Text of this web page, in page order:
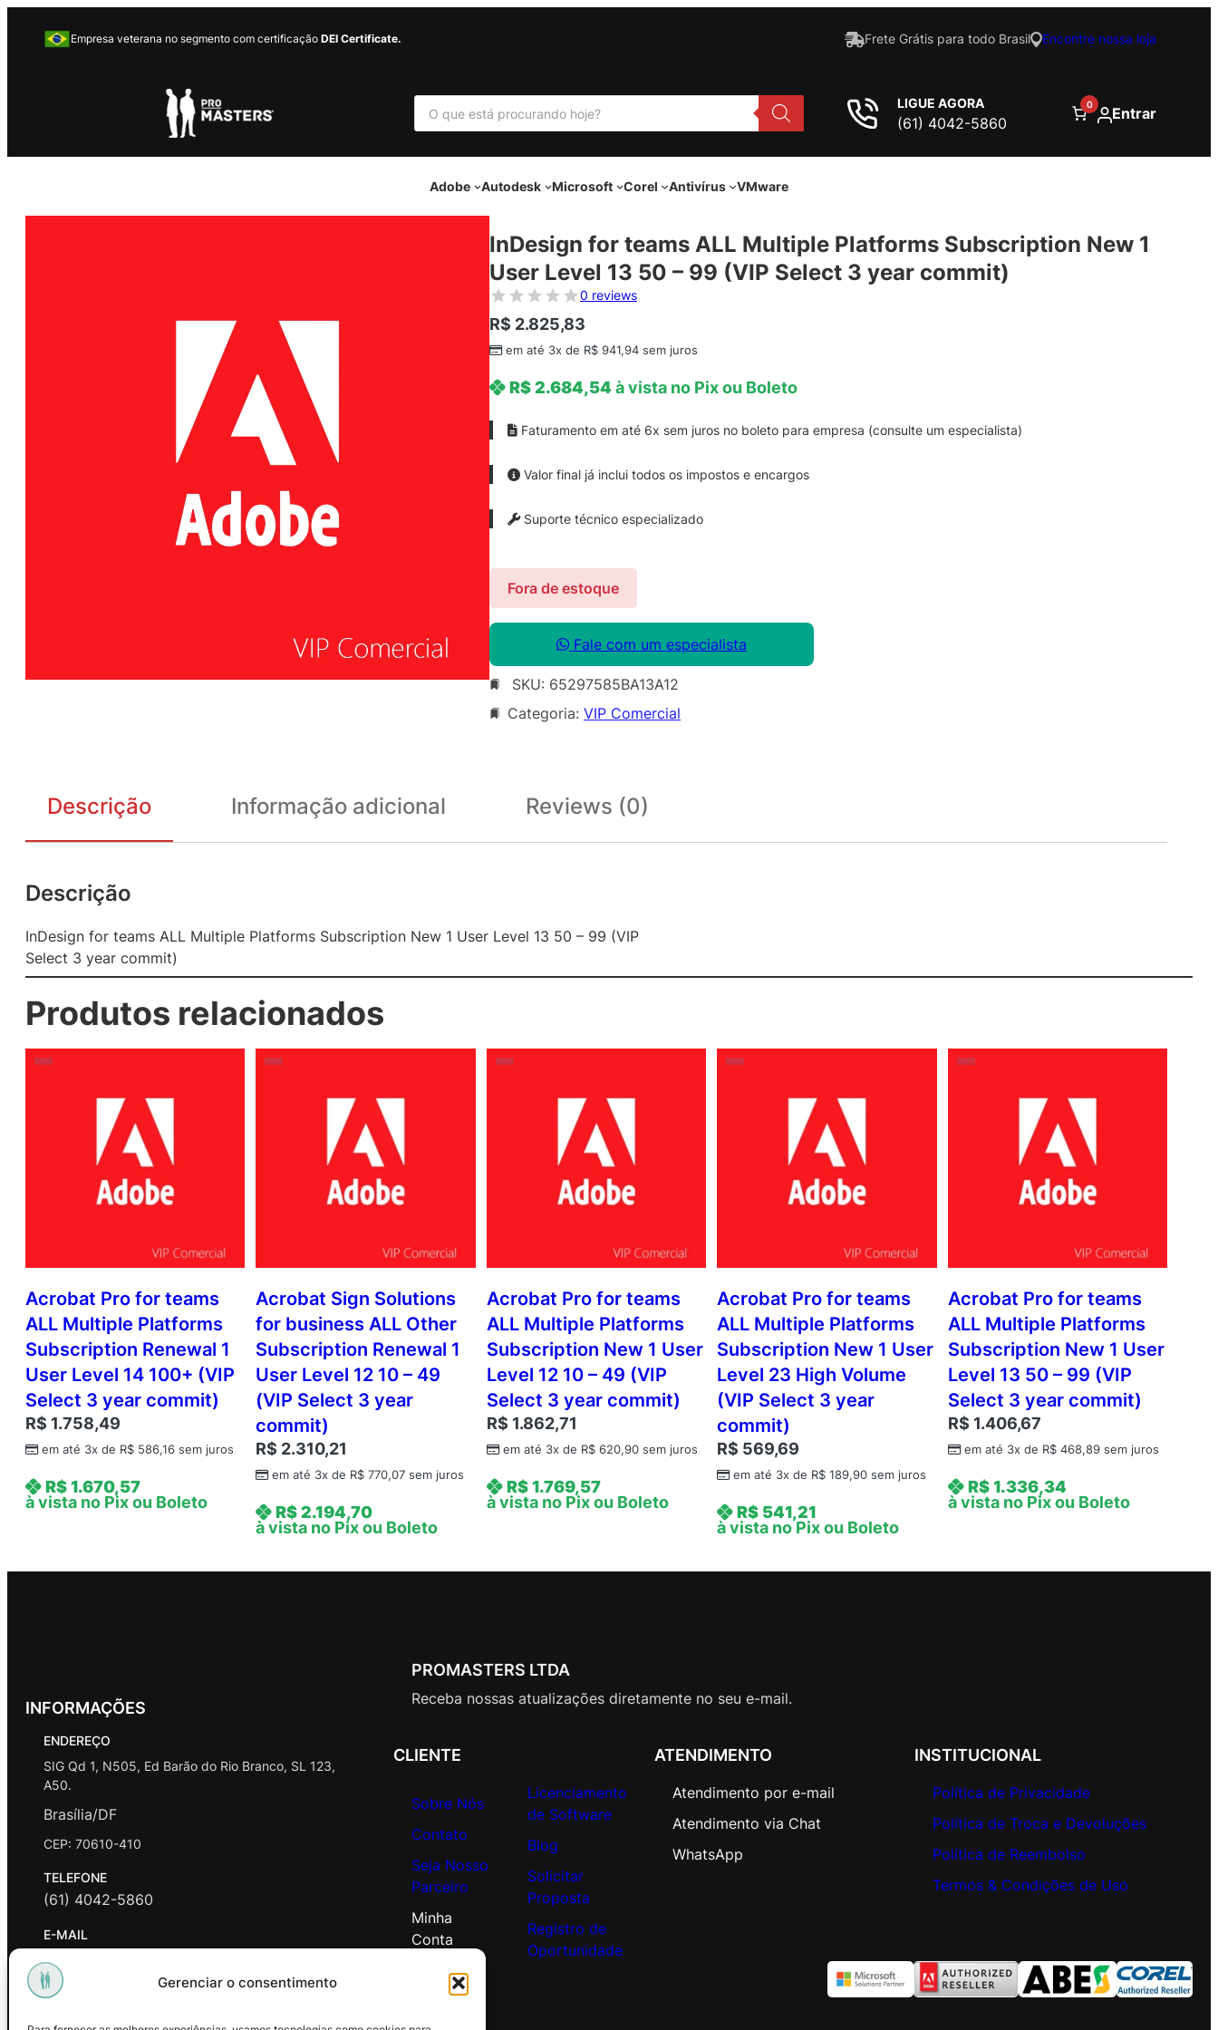
Gerenciar o consentimento
Empresa veterana no segmento com certificação DEI Certificate. Frete Grátis para todo Brasil Encontre nossa loja
P
s
u
r
LIGUE AGORA
(61) 4042-5860
0 Entrar
Adobe Autodesk Microsoft Corel Antivírus VMware
InDesign for teams ALL Multiple Platforms Subscription New 1
User Level 13 50 – 99 (VIP Select 3 year commit)
0 reviews
R$ 2.825,83
em até 3x de R$ 941,94 sem juros
R$2.684,54 à vista no Pix ou Boleto
Faturamento em até 6x sem juros no boleto para empresa (consulte um especialista)
Valor final já inclui todos os impostos e encargos
Suporte técnico especializado
Fora de estoque
Fale com um especialista
SKU: 65297585BA13A12
Categoria: VIP Comercial
Descrição Informação adicional Reviews (0)
Descrição
InDesign for teams ALL Multiple Platforms Subscription New 1 User Level 13 50 – 99 (VIP
Select 3 year commit)
Produtos relacionados
Acrobat Pro for teams
ALL Multiple Platforms
Subscription Renewal 1
User Level 14 100+ (VIP
Select 3 year commit)
R$ 1.758,49
em até 3x de R$ 586,16 sem juros
R$1.670,57
à vista no Pix ou Boleto
Acrobat Sign Solutions
for business ALL Other
Subscription Renewal 1
User Level 12 10 – 49
(VIP Select 3 year
commit)
R$ 2.310,21
em até 3x de R$ 770,07 sem juros
R$2.194,70
à vista no Pix ou Boleto
Acrobat Pro for teams
ALL Multiple Platforms
Subscription New 1 User
Level 12 10 – 49 (VIP
Select 3 year commit)
R$ 1.862,71
em até 3x de R$620,90sem juros
R$1.769,57
à vista no Pix ou Boleto
Acrobat Pro for teams
ALL Multiple Platforms
Subscription New 1 User
Level 23 High Volume
(VIP Select 3 year
commit)
R$ 569,69
em até 3x de R$ 189,90 sem juros
R$ 541,21
à vista no Pix ou Boleto
Acrobat Pro for teams
ALL Multiple Platforms
Subscription New 1 User
Level 13 50 – 99 (VIP
Select 3 year commit)
R$ 1.406,67
em até 3x de R$468,89sem juros
R$1.336,34
à vista no Pix ou Boleto
INFORMAÇÕES
ENDEREÇO
SIG Qd 1, N505, Ed Barão do Rio Branco, SL 123,
A50.
Brasília/DF
CEP: 70610-410
TELEFONE
(61) 4042-5860
E-MAIL
contato@promasters.net.br
HORÁRIO DE ATENDIMENTO
PROMASTERS LTDA
Receba nossas atualizações diretamente no seu e-mail.
CLIENTE
Sobre Nós
Contato
Seja Nosso
Parceiro
Minha
Conta
Licenciamento
de Software
Blog
Solicitar
Proposta
Registro de
Oportunidade
ATENDIMENTO
Atendimento por e-mail
Atendimento via Chat
WhatsApp
INSTITUCIONAL
Política de Privacidade
Política de Troca e Devoluções
Política de Reembolso
Termos & Condições de Uso